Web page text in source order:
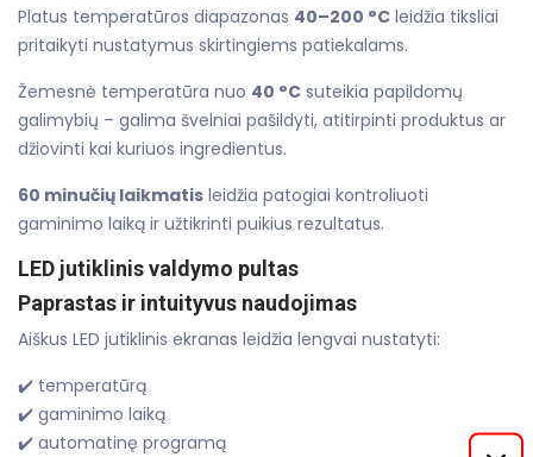
Platus temperatūros diapazonas 40–200 °C leidžia tiksliai
pritaikyti nustatymus skirtingiems patiekalams.
Žemesnė temperatūra nuo 40 °C suteikia papildomų
galimybių – galima švelniai pašildyti, atitirpinti produktus ar
džiovinti kai kuriuos ingredientus.
60 minučių laikmatis leidžia patogiai kontroliuoti
gaminimo laiką ir užtikrinti puikius rezultatus.
LED jutiklinis valdymo pultas
Paprastas ir intuityvus naudojimas
Aiškus LED jutiklinis ekranas leidžia lengvai nustatyti:
✔️ temperatūrą
✔️ gaminimo laiką
✔️ automatinę programą